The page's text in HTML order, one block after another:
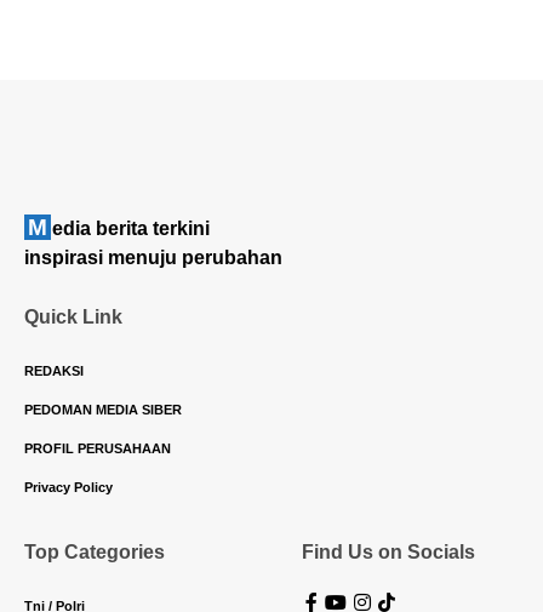
M edia berita terkini
inspirasi menuju perubahan
Quick Link
REDAKSI
PEDOMAN MEDIA SIBER
PROFIL PERUSAHAAN
Privacy Policy
Top Categories
Tni / Polri
Find Us on Socials